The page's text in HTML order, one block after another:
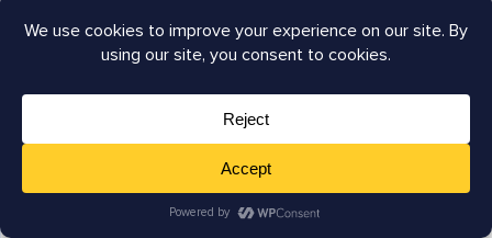
Brett Bumeter
Leicht tangential, wenn es einen besseren Artikel
dazu gibt, teilen Sie bitte einen Link...
Ist es möglich, Seitenaufrufe von Beiträgen unter
einer Kategorie oder einem Tag zu erhalten, um